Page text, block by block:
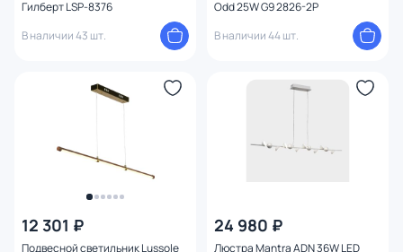
Гилберт LSP-8376
В наличии 43 шт.
Odd 25W G9 2826-2P
В наличии 44 шт.
12 301 ₽
Подвесной светильник Lussole
24 980 ₽
Люстра Mantra ADN 36W LED